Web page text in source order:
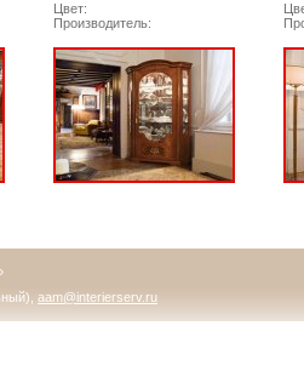
Цвет:
Производитель:
aam@interierserv.ru